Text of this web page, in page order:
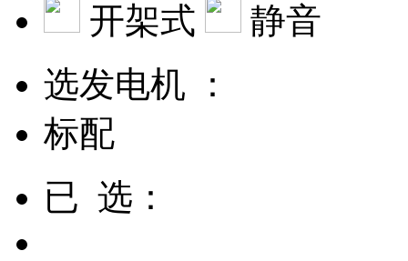
开架式
静音
选发电机 ：
标配
已 选：